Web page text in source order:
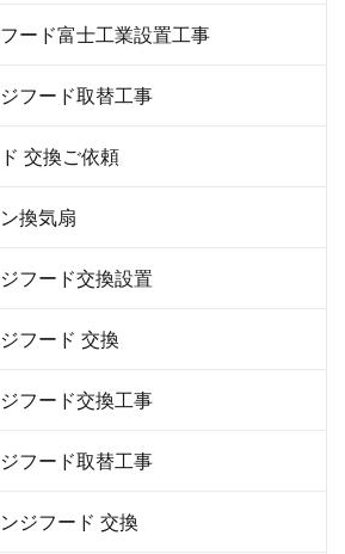
ード富士工業設置工事
フード取替工事
交換ご依頼
換気扇
フード交換設置
フード 交換
フード交換工事
フード取替工事
ジフード 交換